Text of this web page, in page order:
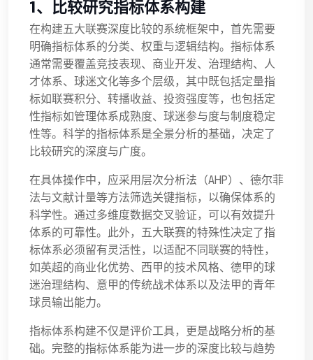
1、比较研究指标体系构建
在构建五大联赛深度比较的系统框架中，首先需要
明确指标体系的分类、权重与逻辑结构。指标体系
通常需要覆盖竞技表现、商业开发、治理结构、人
才体系、球迷文化等多个层级，其中既包括定量指
标如联赛积分、转播收益、投资强度等，也包括定
性指标如管理体系成熟度、球迷参与度与制度稳定
性等。科学的指标体系是全景分析的基础，决定了
比较研究的深度与广度。
在具体操作中，应采用层次分析法（AHP）、德尔菲
法与文献计量等方法筛选关键指标，以确保体系的
科学性。通过多维度数据交叉验证，可以有效提升
体系的可靠性。此外，五大联赛的特殊性决定了指
标体系必须留有灵活性，以适配不同联赛的特性，
如英超的商业化优势、西甲的技术风格、德甲的球
迷治理结构、意甲的传统战术体系以及法甲的青年
球员输出能力。
指标体系构建不仅是评价工具，更是战略分析的基
础。完整的指标体系能为进一步的深度比较与趋势